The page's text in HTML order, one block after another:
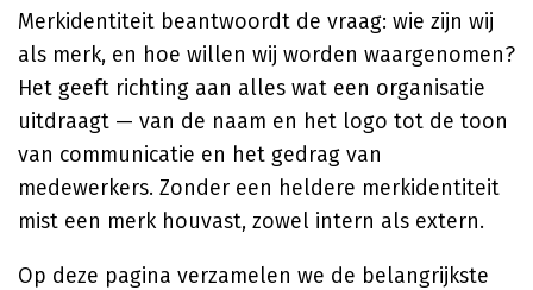
Merkidentiteit beantwoordt de vraag: wie zijn wij
als merk, en hoe willen wij worden waargenomen?
Het geeft richting aan alles wat een organisatie
uitdraagt — van de naam en het logo tot de toon
van communicatie en het gedrag van
medewerkers. Zonder een heldere merkidentiteit
mist een merk houvast, zowel intern als extern.
Op deze pagina verzamelen we de belangrijkste